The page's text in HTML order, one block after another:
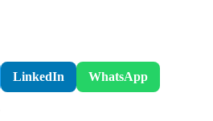
LinkedIn WhatsApp